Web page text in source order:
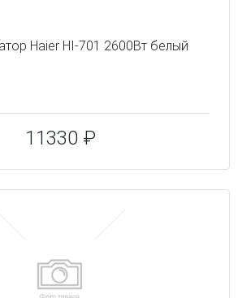
Haier HI-701 2600Вт белый
11330 ₽